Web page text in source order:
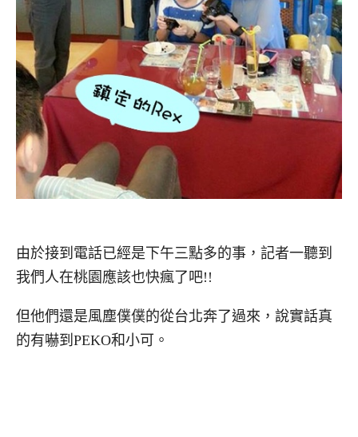
由於接到電話已經是下午三點多的事，記者一聽到
我們人在桃園應該也快瘋了吧!!
但他們還是風塵僕僕的從台北奔了過來，說實話真
的有嚇到PEKO和小可。